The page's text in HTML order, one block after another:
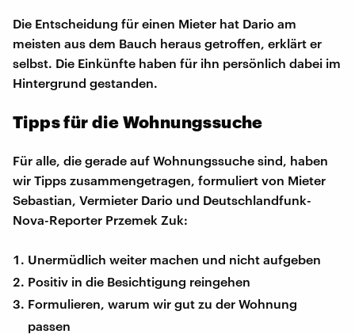
Die Entscheidung für einen Mieter hat Dario am
meisten aus dem Bauch heraus getroffen, erklärt er
selbst. Die Einkünfte haben für ihn persönlich dabei im
Hintergrund gestanden.
Tipps für die Wohnungssuche
Für alle, die gerade auf Wohnungssuche sind, haben
wir Tipps zusammengetragen, formuliert von Mieter
Sebastian, Vermieter Dario und Deutschlandfunk-
Nova-Reporter Przemek Zuk:
Unermüdlich weiter machen und nicht aufgeben
Positiv in die Besichtigung reingehen
Formulieren, warum wir gut zu der Wohnung
passen